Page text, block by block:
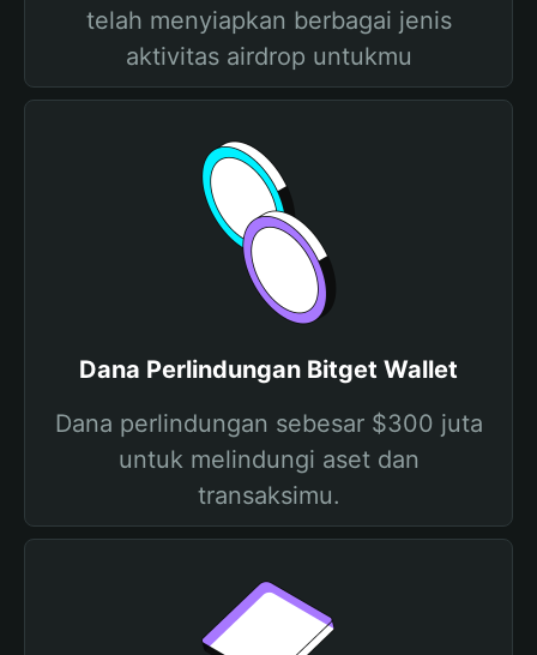
telah menyiapkan berbagai jenis
aktivitas airdrop untukmu
Dana Perlindungan Bitget Wallet
Dana perlindungan sebesar $300 juta
untuk melindungi aset dan
transaksimu.